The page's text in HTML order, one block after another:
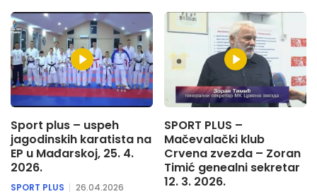
Sport plus – uspeh
jagodinskih karatista na
EP u Mađarskoj, 25. 4.
2026.
SPORT PLUS 26.04.2026
SPORT PLUS –
Mačevalački klub
Crvena zvezda – Zoran
Timić genealni sekretar
12. 3. 2026.